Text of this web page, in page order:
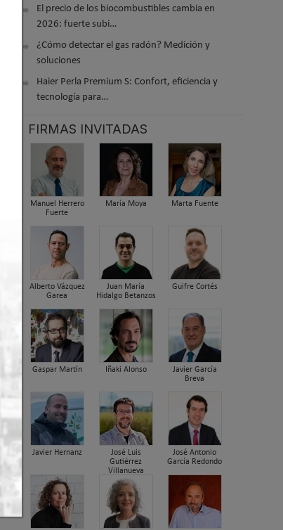
El precio de los biocombustibles cambia en
2026: fuerte subi…
¿Cómo detectar el gas radón? Medición y
soluciones
Haier Perla Premium S: Confort, eficiencia y
tecnología para…
FIRMAS INVITADAS
Manuel Herrero
Fuerte
María Moya Marta Fuente
Alberto Vázquez
Garea
Juan María
Hidalgo Betanzos
Guifre Cortés
Gaspar Martín Iñaki Alonso
Javier García
Breva
Javier Hernanz
José Luis
Gutiérrez
Villanueva
José Antonio
García Redondo